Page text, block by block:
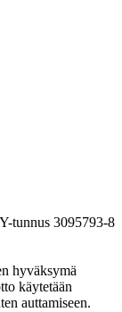
tunnus 3095793-8
hyväksymä
käytetään
auttamiseen.